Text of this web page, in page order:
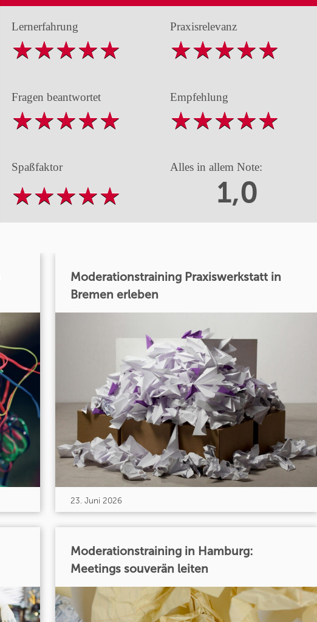
Lernerfahrung Praxisrelevanz
Fragen beantwortet Empfehlung
Spaßfaktor Alles in allem Note:
1,0
Moderationstraining Praxiswerkstatt in
Bremen erleben
23. Juni 2026
Moderationstraining in Hamburg:
Meetings souverän leiten